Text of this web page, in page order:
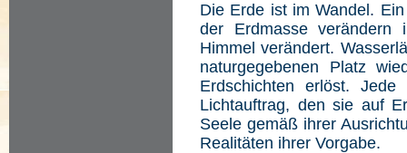
Die Erde ist im Wandel.
der Erdmasse
Himmel verändert.
naturgegebenen Platz
Erdschichten erlöst.
Lichtauftrag, den sie auf
Seele gemäß ihrer
Realitäten ihrer Vorgabe.